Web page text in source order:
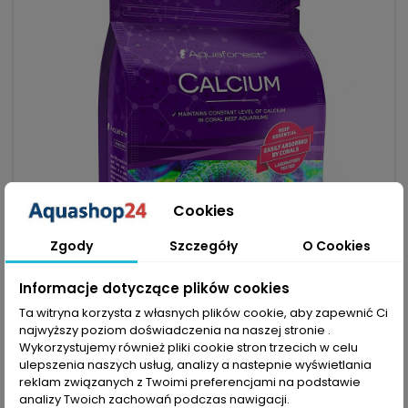
MARKA:AQUAFOREST
AQUAFOREST CALCIUM 850G (BALLING) - STABILNY
POZIOM WAPNIA DLA KORALOWCÓW
(0)
Cookies
Zgody Szczegóły O Cookies
Informacje dotyczące plików cookies
Ta witryna korzysta z własnych plików cookie, aby zapewnić Ci
najwyższy poziom doświadczenia na naszej stronie .
Wykorzystujemy również pliki cookie stron trzecich w celu
ulepszenia naszych usług, analizy a nastepnie wyświetlania
reklam związanych z Twoimi preferencjami na podstawie
analizy Twoich zachowań podczas nawigacji.